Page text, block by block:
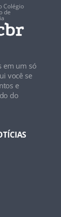
Colégio
de
em um só
você se
e
do